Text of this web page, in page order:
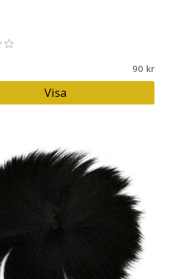
90
Visa